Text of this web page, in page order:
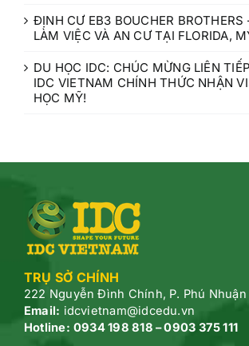
ĐỊNH CƯ EB3 BOUCHER BROTHERS
LÀM VIỆC VÀ AN CƯ TẠI FLORIDA,
DU HỌC IDC: CHÚC MỪNG LIÊN
IDC VIETNAM CHÍNH THỨC NHẬN
HỌC MỸ!
TRỤ SỞ CHÍNH
222 Nguyễn Đình Chính, P. Phú Nhuận
Email: idcvietnam@idcedu.vn
Hotline: 0934 198 818 – 0903 375 111